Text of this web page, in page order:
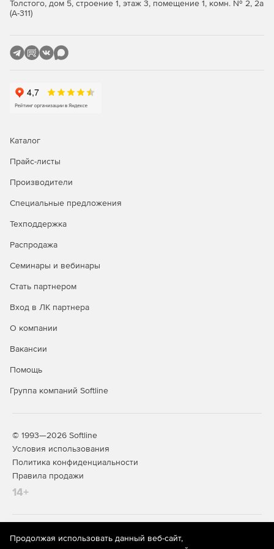
Толстого, дом 5, строение 1, этаж 3, помещение 1, комн. № 2, 2а
(А-311)
Каталог
Прайс-листы
Производители
Специальные предложения
Техподдержка
Распродажа
Семинары и вебинары
Стать партнером
Вход в ЛК партнера
О компании
Вакансии
Помощь
Группа компаний Softline
© 1993—2026 Softline
Условия использования
Политика конфиденциальности
Правила продажи
14+
На информационном ресурсе store.softline.ru применяются
рекомендательные технологии
(информационные технологии
Продолжая использовать данный веб-сайт,